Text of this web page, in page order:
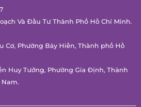
Và Đầu Tư Thành Phố Hồ Chí
Cơ, Phường Bảy Hiền, Thành phố Hồ
Nam.